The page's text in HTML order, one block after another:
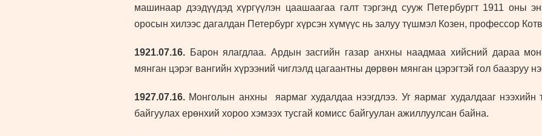
машинаар дээдүүдэд хүргүүлэн цаашаагаа галт тэргэнд сууж Петербургт 1911 оны
оросын хилээс дагалдан Петербург хүрсэн хүмүүс нь залуу түшмэл Козен, профессор
1921.07.16. Барон ялагдлаа. Ардын засгийн газар анхны наадмаа хийсний дараа
мянган цэрэг вангийн хүрээний чиглэлд цагаантны дөрвөн мянган цэрэгтэй гол баазруу
1927.07.16. Монголын анхны яармаг худалдаа нээгдлээ. Уг яармаг худалдааг нээхийн
байгуулах ерөнхий хороо хэмээх тусгай комисс байгуулан ажиллуулсан байна.